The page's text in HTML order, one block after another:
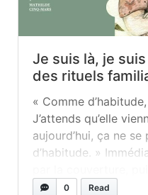
Je suis là, je
des rituels
« Comme
J’attends qu’elle
aujourd’hui, ça ne
d’habitude. »
de cet album. Tout
0 Read